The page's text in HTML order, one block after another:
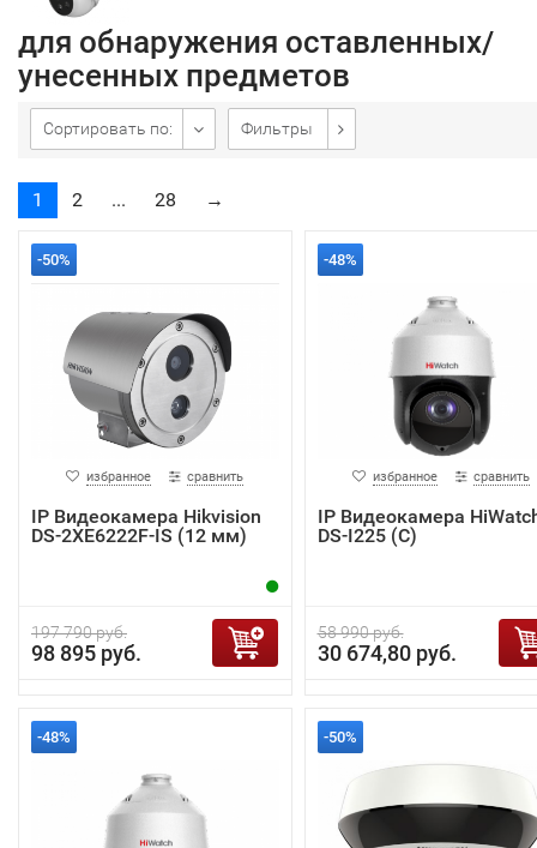
для обнаружения оставленных/
унесенных предметов
Сортировать по: Фильтры
1 2 ... 28 →
-50%
избранное сравнить
IP Видеокамера Hikvision
DS-2XE6222F-IS (12 мм)
197 790 руб.
98 895 руб.
-48%
избранное сравнить
IP Видеокамера
DS-I225 (С)
58 990 руб.
30 674,80 руб.
-48% -50%